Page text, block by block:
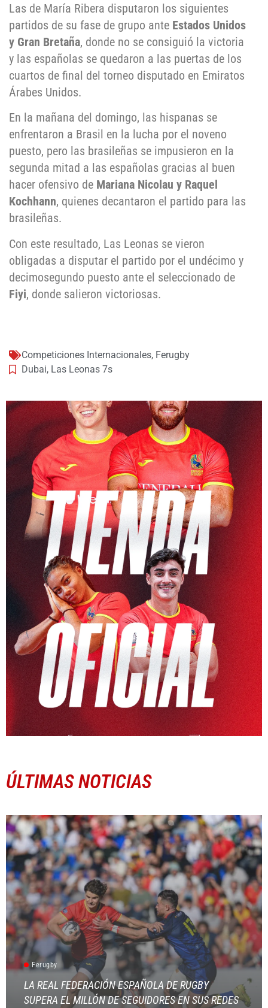
Las de María Ribera disputaron los siguientes
partidos de su fase de grupo ante Estados Unidos
y Gran Bretaña, donde no se consiguió la victoria
y las españolas se quedaron a las puertas de los
cuartos de final del torneo disputado en Emiratos
Árabes Unidos.
En la mañana del domingo, las hispanas se
enfrentaron a Brasil en la lucha por el noveno
puesto, pero las brasileñas se impusieron en la
segunda mitad a las españolas gracias al buen
hacer ofensivo de Mariana Nicolau y Raquel
Kochhann, quienes decantaron el partido para las
brasileñas.
Con este resultado, Las Leonas se vieron
obligadas a disputar el partido por el undécimo y
decimosegundo puesto ante el seleccionado de
Fiyi, donde salieron victoriosas.
Competiciones Internacionales, Ferugby
Dubai, Las Leonas 7s
ÚLTIMAS NOTICIAS
Ferugby
LA REAL FEDERACIÓN ESPAÑOLA DE RUGBY
SUPERA EL MILLÓN DE SEGUIDORES EN SUS REDES